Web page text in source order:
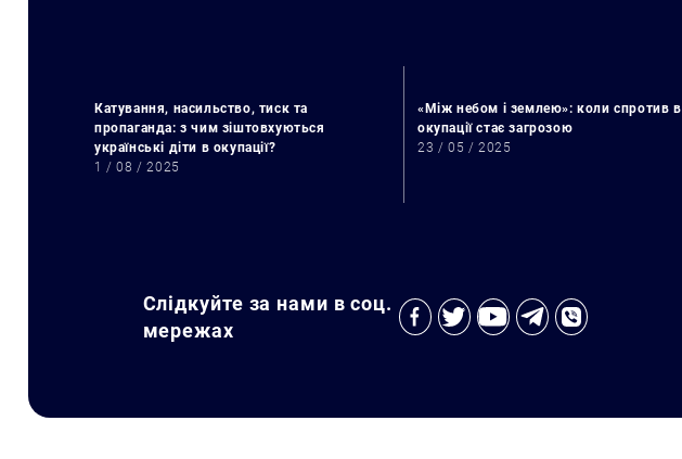
Катування, насильство, тиск та
пропаганда: з чим зіштовхуються
українські діти в окупації?
1 / 08 / 2025
«Між небом і землею»: коли спротив в
окупації стає загрозою
23 / 05 / 2025
Слідкуйте за нами в соц.
мережах